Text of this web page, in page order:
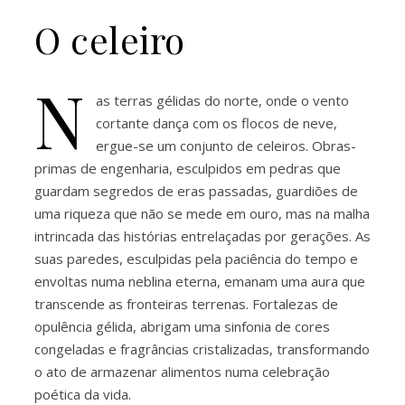
O celeiro
N
as terras gélidas do norte, onde o vento
cortante dança com os flocos de neve,
ergue-se um conjunto de celeiros. Obras-
primas de engenharia, esculpidos em pedras que
guardam segredos de eras passadas, guardiões de
uma riqueza que não se mede em ouro, mas na malha
intrincada das histórias entrelaçadas por gerações. As
suas paredes, esculpidas pela paciência do tempo e
envoltas numa neblina eterna, emanam uma aura que
transcende as fronteiras terrenas. Fortalezas de
opulência gélida, abrigam uma sinfonia de cores
congeladas e fragrâncias cristalizadas, transformando
o ato de armazenar alimentos numa celebração
poética da vida.